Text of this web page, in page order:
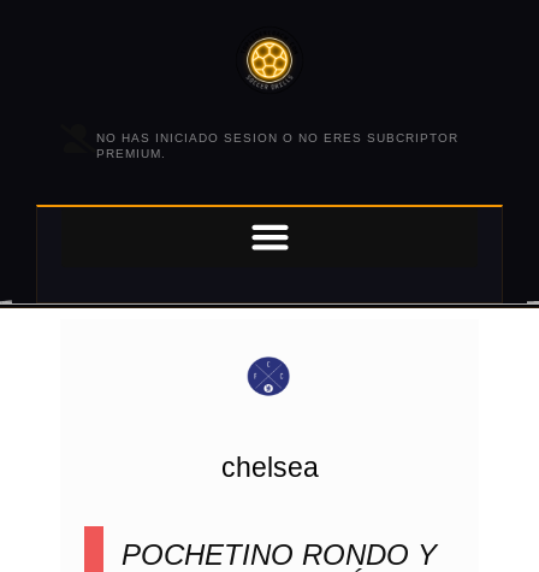
NO HAS INICIADO SESION O NO ERES SUBCRIPTOR
PREMIUM.
chelsea
POCHETINO RONDO Y